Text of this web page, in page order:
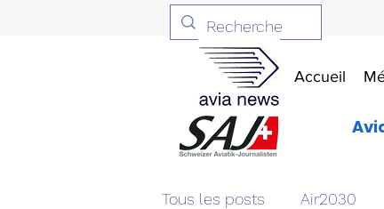
Accueil
Tous les posts Air2030